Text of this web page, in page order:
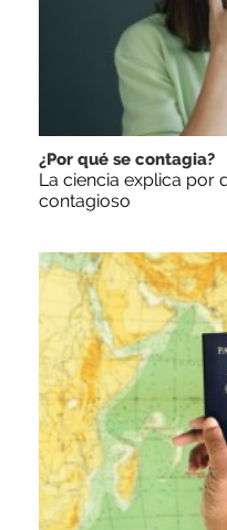
¿Por qué se contagia?
La ciencia explica por
contagioso